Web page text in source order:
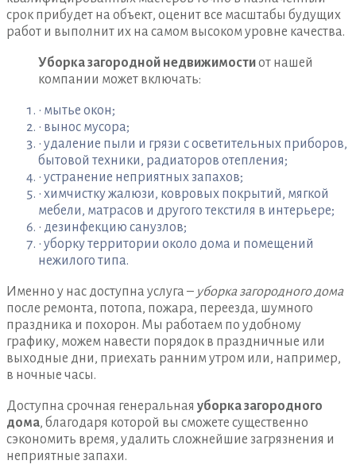
срок прибудет на объект, оценит все масштабы будущих
работ и выполнит их на самом высоком уровне качества.
Уборка загородной недвижимостиот нашей
компании может включать:
• мытье окон;
• вынос мусора;
• удаление пыли и грязи с осветительных приборов,
бытовой техники, радиаторов отепления;
• устранение неприятных запахов;
• химчистку жалюзи, ковровых покрытий, мягкой
мебели, матрасов и другого текстиля в интерьере;
• дезинфекцию санузлов;
• уборку территории около дома и помещений
нежилого типа.
Именно у нас доступна услуга – уборка загородного дома
после ремонта, потопа, пожара, переезда, шумного
праздника и похорон. Мы работаем по удобному
графику, можем навести порядок в праздничные или
выходные дни, приехать ранним утром или, например,
в ночные часы.
Доступна срочная генеральная уборка загородного
дома, благодаря которой вы сможете существенно
сэкономить время, удалить сложнейшие загрязнения и
неприятные запахи.